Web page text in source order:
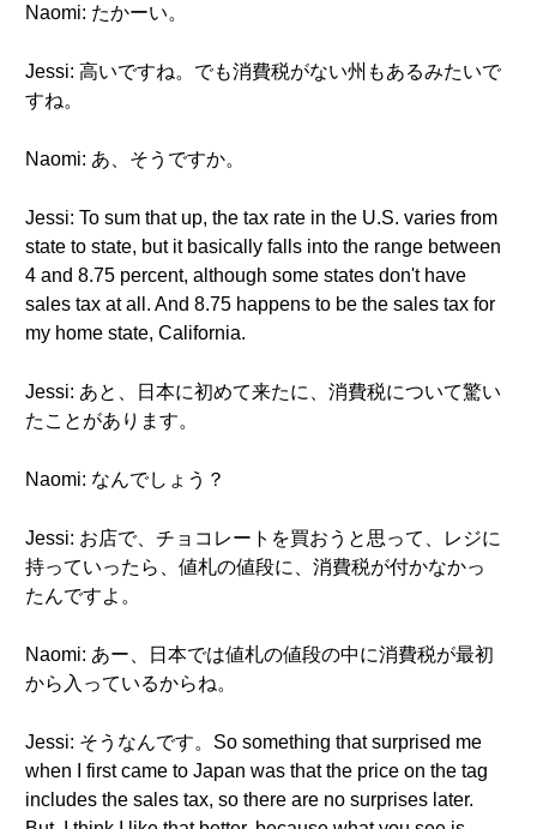
Naomi: たかーい。
Jessi: 高いですね。でも消費税がない州もあるみたいで
すね。
Naomi: あ、そうですか。
Jessi: To sum that up, the tax rate in the U.S. varies from
state to state, but it basically falls into the range between
4 and 8.75 percent, although some states don't have
sales tax at all. And 8.75 happens to be the sales tax for
my home state, California.
Jessi: あと、日本に初めて来たに、消費税について驚い
たことがあります。
Naomi: なんでしょう？
Jessi: お店で、チョコレートを買おうと思って、レジに
持っていったら、値札の値段に、消費税が付かなかっ
たんですよ。
Naomi: あー、日本では値札の値段の中に消費税が最初
から入っているからね。
Jessi: そうなんです。So something that surprised me
when I first came to Japan was that the price on the tag
includes the sales tax, so there are no surprises later.